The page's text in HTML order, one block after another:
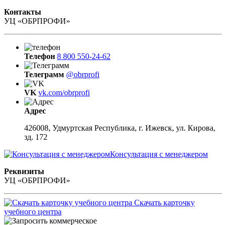
Контакты
УЦ «ОБРПРОФИ»
Телефон 8 800 550-24-62
Телеграмм @obrprofi
VK vk.com/obrprofi
Адрес
426008, Удмуртская Республика, г. Ижевск, ул. Кирова,
зд. 172
Консультация с менеджером
Реквизиты
УЦ «ОБРПРОФИ»
Скачать карточку
учебного центра